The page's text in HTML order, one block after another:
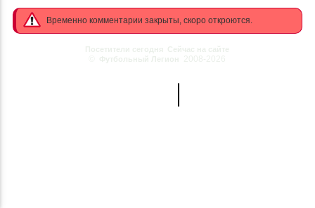
Временно комментарии закрыты, скоро откроются.